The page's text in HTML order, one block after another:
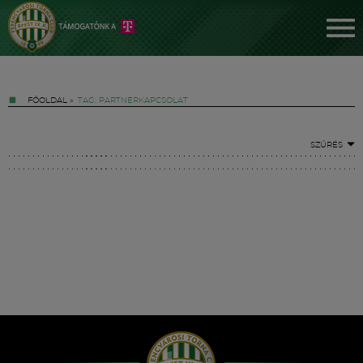
FŐOLDAL » TAG: PARTNERKAPCSOLAT
SZŰRÉS
Hírek